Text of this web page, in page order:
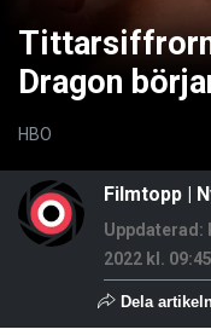
Dragon
HBO
Filmtopp |
Uppdaterad:
2022 kl. 09:45
Dela